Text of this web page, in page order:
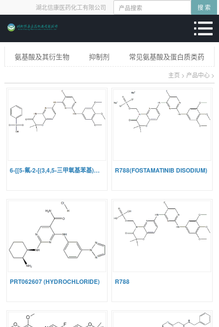
湖北信康医药化工有限公司 搜 索
氨基酸及其衍生物 抑制剂 常见氨基酸及蛋白质类药
主页 > 产品中心 >
6-[[5-氟-2-[(3,4,5-三甲氧基苯基)氨基]-4-嘧啶基]氨基 R788(FOSTAMATINIB DISODIUM)
PRT062607 (HYDROCHLORIDE) R788